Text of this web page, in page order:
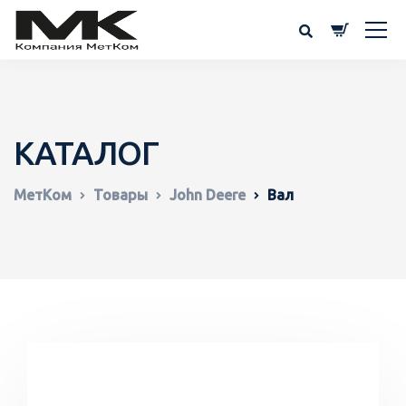
КАТАЛОГ
МетКом Товары John Deere Вал